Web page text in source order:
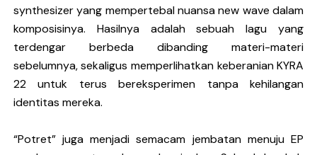
synthesizer yang mempertebal nuansa new wave dalam
komposisinya. Hasilnya adalah sebuah lagu yang
terdengar berbeda dibanding materi-materi
sebelumnya, sekaligus memperlihatkan keberanian KYRA
22 untuk terus bereksperimen tanpa kehilangan
identitas mereka.
“Potret” juga menjadi semacam jembatan menuju EP